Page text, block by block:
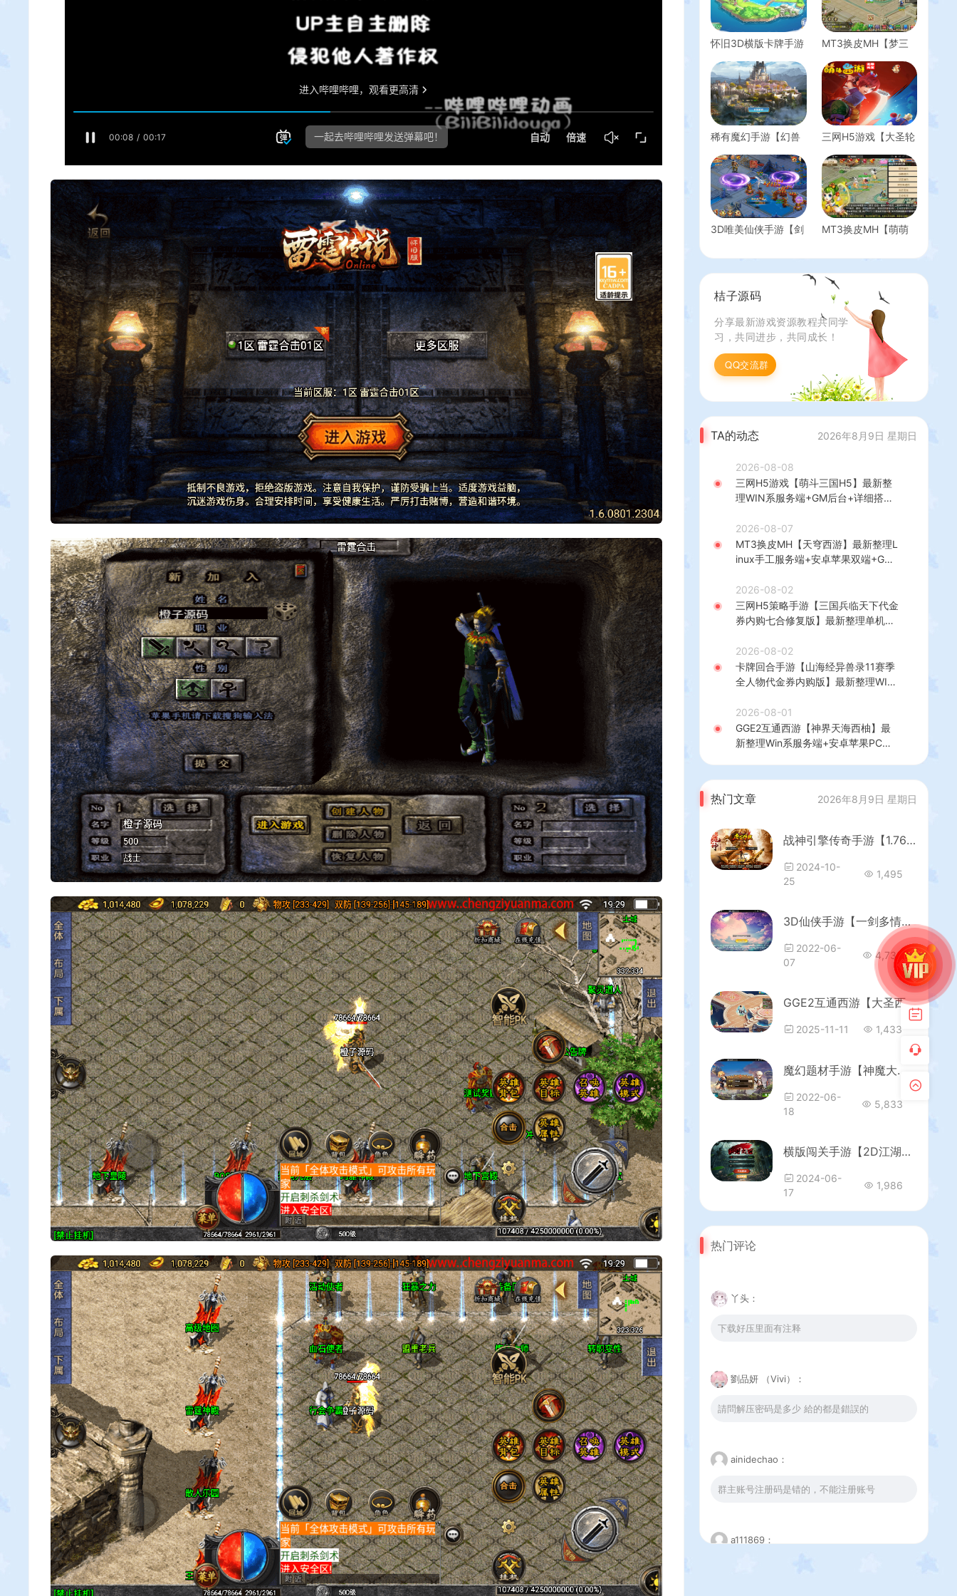
怀旧3D横版卡牌手游
最新整理Ubuntu手工
服务端+安卓苹果双
端+运营后台+GM后
台+详细搭建教程
MT3换皮MH【梦三
整理单机一键即玩镜
像端+Linux手工服务
端+安卓苹果双端+代
理后台+详细搭建教
程+全套源码
稀有魔幻手游【幻兽
手工服务端+安卓苹
果双端+解密工具
+GM授权后台+详细
搭建教程
三网H5游戏【大圣轮
新整理Linux手工服务
端+GM后台+商城后
台+合区工具+详细搭
建教程
3D唯美仙侠手游【剑
区跨服版】最新整理
单机一键即玩镜像端
+全套前后端源码+假
人陪玩+管理后台
+GM授权后台+安卓
+详细搭建教程
MT3换皮MH【萌萌
手工服务端+安卓苹
果双端+GM后台+详
细搭建教程+全套源
码
桔子源码
分享最新游戏资源教程共同学
习，共同进步，共同成长！
QQ交流群
TA的动态 2026年8月9日 星期日
2026-08-08
三网H5游戏【萌斗三国H5】最新整
理WIN系服务端+GM后台+详细搭建
2026-08-07
MT3换皮MH【天穹西游】最新整理L
inux手工服务端+安卓苹果双端+GM
教程
2026-08-02
三网H5策略手游【三国兵临天下代金
券内购七合修复版】最新整理单机一
理后台+GM授权后台+简易安卓客户
端+详细搭建教程+视频教程
2026-08-02
卡牌回合手游【山海经异兽录11赛季
全人物代金券内购版】最新整理WIN
+热更修改工具+安卓+详细搭建教程
2026-08-01
GGE2互通西游【神界天海西柚】最
新整理Win系服务端+安卓苹果PC三
热门文章 2026年8月9日 星期日
战神引擎传奇手游【1.76屠龙传说点卡版】最新整理WIN系复古服务端+安卓苹果双端+GM后台+详细搭建教程
2024-10-
25
1,495
3D仙侠手游【一剑多情】最新整理Linux手工服务端+安卓+GM授权后台+运营后台+详细架设教程
2022-06-
07
4,733
GGE2互通西游【大圣西游】最新整理Win系服务端+安卓苹果PC三端+全套源码+详细搭建教程
2025-11-11 1,433
魔幻题材手游【神魔大陆之创世乐章】最新整理单机一键即玩镜像服务端+Linux手工端+安卓苹果双端+授权后台+详细搭建教程
2022-06-
18
5,833
横版闯关手游【2D江湖之涧1.5阿拉德】最新整理Linux手工服务端+安卓苹果双端+WEB管理后台+GM授权后台+详细搭建教程+配套表
2024-06-
17
1,986
热门评论
丫头：
下载好压里面有注释
劉品妍 （Vivi）：
請問解压密码是多少 給的都是錯誤的
ainidechao：
群主账号注册码是错的，不能注册账号
a111869：